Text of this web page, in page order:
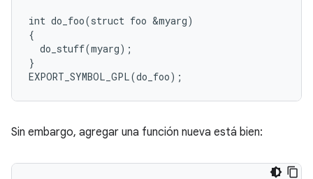
int do_foo(struct foo &myarg)
{
  do_stuff(myarg);
}
Sin embargo, agregar una función nueva está bien: